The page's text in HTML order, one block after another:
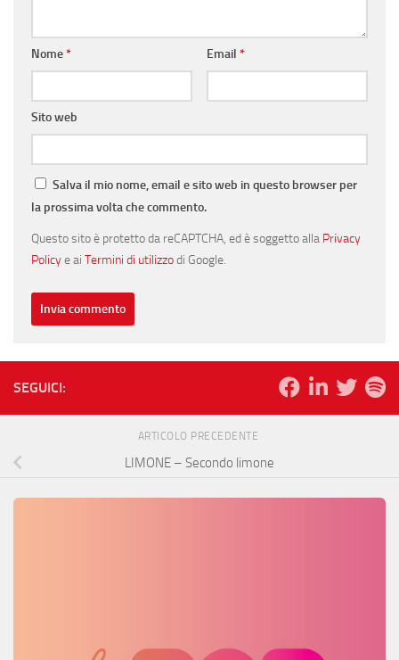
Nome* Email *
Sito web
Salva il mio nome, email e sito web in questo browser per
la prossima volta che commento.
Questo sito è protetto da reCAPTCHA, ed è soggetto alla Privacy
Policye ai Termini di utilizzodi Google.
SEGUICI:
ARTICOLO PRECEDENTE
LIMONE – Secondo limone